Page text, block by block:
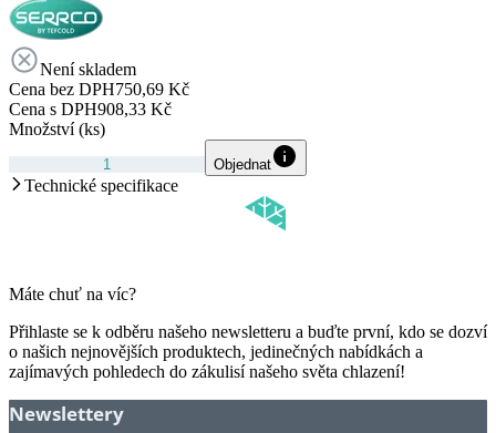
Není skladem
Cena bez DPH750,69 Kč
Cena s DPH908,33 Kč
Množství (ks)
Objednat
Technické specifikace
Máte chuť na víc?
Přihlaste se k odběru našeho newsletteru a buďte první, kdo se dozví
o našich nejnovějších produktech, jedinečných nabídkách a
zajímavých pohledech do zákulisí našeho světa chlazení!
Newslettery